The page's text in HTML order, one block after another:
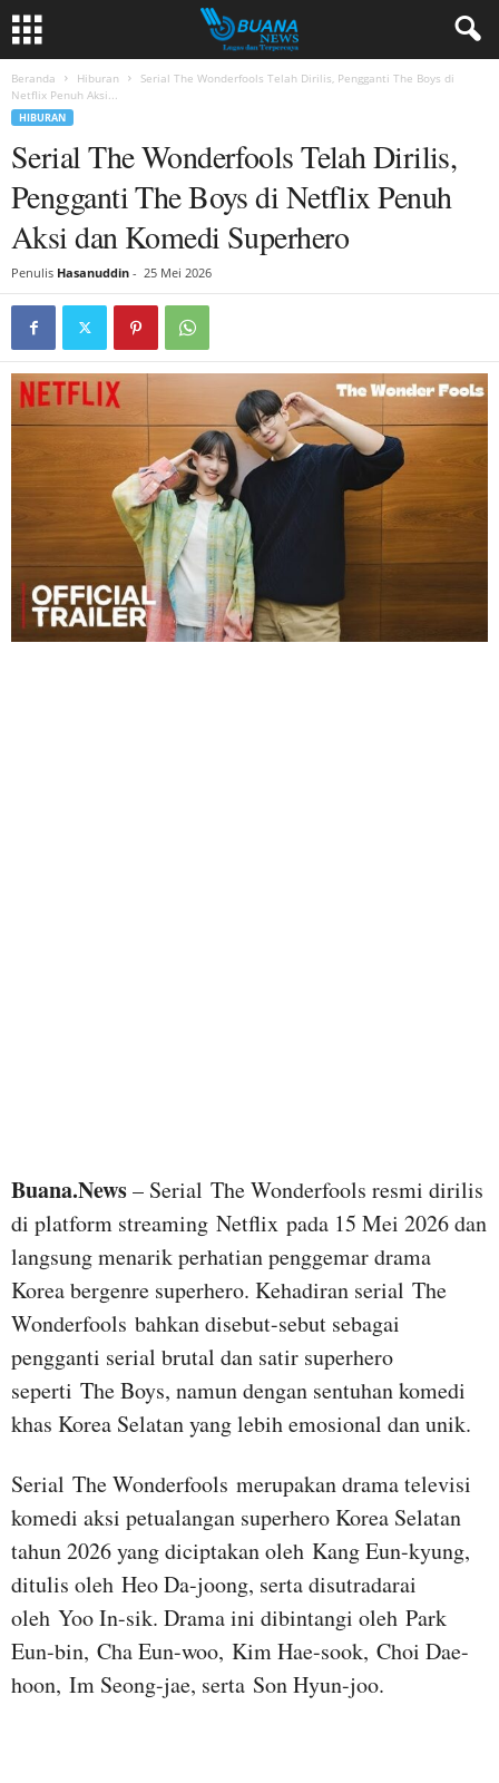
Beranda Hiburan
Serial The Wonderfools Telah Dirilis, Pengganti The Boys di
Netflix Penuh Aksi...
HIBURAN
Serial The Wonderfools Telah Dirilis,
Pengganti The Boys di Netflix Penuh
Aksi dan Komedi Superhero
Penulis Hasanuddin - 25 Mei 2026
Buana.News– Serial The Wonderfools resmi dirilis
di platform streaming Netflix pada 15 Mei 2026 dan
langsung menarik perhatian penggemar drama
Korea bergenre superhero. Kehadiran serial The
Wonderfools bahkan disebut-sebut sebagai
pengganti serial brutal dan satir superhero
seperti The Boys, namun dengan sentuhan komedi
khas Korea Selatan yang lebih emosional dan unik.
Serial The Wonderfools merupakan drama televisi
komedi aksi petualangan superhero Korea Selatan
tahun 2026 yang diciptakan oleh Kang Eun-kyung,
ditulis oleh Heo Da-joong, serta disutradarai
oleh Yoo In-sik. Drama ini dibintangi oleh Park
Eun-bin, Cha Eun-woo, Kim Hae-sook, Choi Dae-
hoon, Im Seong-jae, serta Son Hyun-joo.